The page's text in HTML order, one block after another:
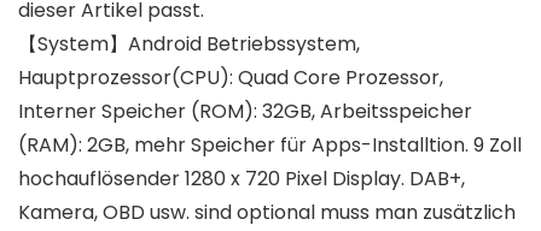
dieser Artikel passt.
【System】Android Betriebssystem,
Hauptprozessor(CPU): Quad Core Prozessor,
Interner Speicher (ROM): 32GB, Arbeitsspeicher
(RAM): 2GB, mehr Speicher für Apps-Installtion. 9 Zoll
hochauflösender 1280 x 720 Pixel Display. DAB+,
Kamera, OBD usw. sind optional muss man zusätzlich